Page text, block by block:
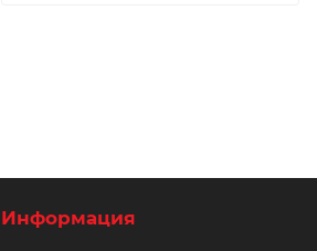
Информация